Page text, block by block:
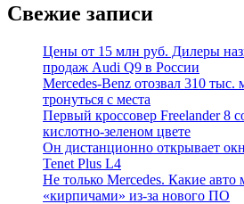
Свежие записи
Цены от 15 млн руб. Дилеры
продаж Audi Q9 в России
Mercedes-Benz отозвал 310
тронуться с места
Первый кроссовер Freelander 8
кислотно-зеленом цвете
Он дистанционно открывает
Tenet Plus L4
Не только Mercedes. Какие авто
«кирпичами» из-за нового ПО